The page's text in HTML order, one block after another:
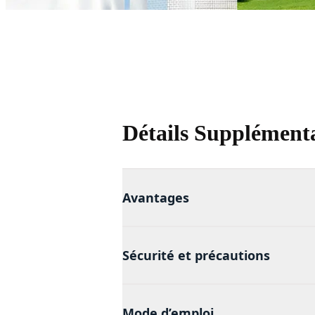
Détails
Avantages
Sécurité et précautions